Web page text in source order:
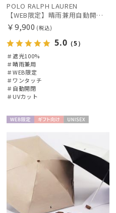
POLO RALPH LAUREN
【WEB限定】晴雨兼用自動開閉日傘 ポロ ラルフ ローレン（POLO RALPH LAUREN）ベア 遮光100 UV100 ワンタッチ開閉
￥9,900 (税込)
5.0 （5）
＃遮光100%
＃晴雨兼用
＃WEB限定
＃ワンタッチ
＃自動開閉
＃UVカット
定
向け